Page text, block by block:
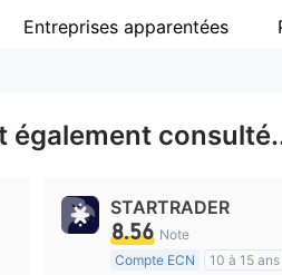
Entreprises apparentées
également
STARTRADER
8.56 Note
Compte ECN
10 à 15 ans